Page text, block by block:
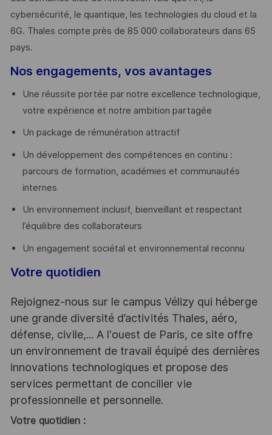
cybersécurité, le quantique, les technologies du cloud et la
6G. Thales compte près de 85 000 collaborateurs dans 65
pays. ​
Nos engagements, vos avantages
Une réussite portée par notre excellence technologique,
votre expérience et notre ambition partagée
Un package de rémunération attractif
Un développement des compétences en continu :
parcours de formation, académies et communautés
internes
Un environnement inclusif, bienveillant et respectant
l’équilibre des collaborateurs
Un engagement sociétal et environnemental reconnu
Votre quotidien
Rejoignez-nous sur le campus Vélizy qui héberge
une grande diversité d’activités Thales, aéro,
défense, civile,... A l'ouest de Paris, ce site offre
un environnement de travail équipé des dernières
innovations technologiques et propose des
services permettant de concilier vie
professionnelle et personnelle.
Votre quotidien :